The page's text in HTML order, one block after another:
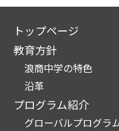
トップページ
教育方針
浪商中学の特色
沿革
プログラム紹介
グローバルプログラ